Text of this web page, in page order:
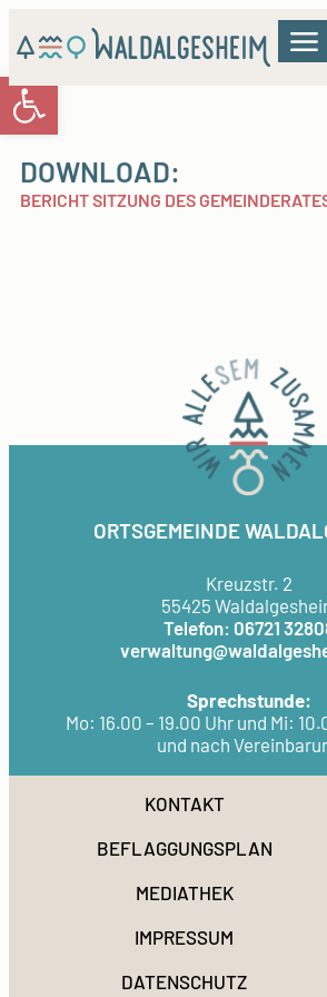
Werkzeugleiste
DOWNLOAD:
BERICHT SITZUNG DES
ORTSGEMEINDE
Kreuzstr. 2
55425
Telefon: 06721
Sprechstunde:
Mo: 16.00 – 19.00 Uhr und Mi:
und nach
KONTAKT
BEFLAGGUNGSPLAN
MEDIATHEK
IMPRESSUM
DATENSCHUTZ